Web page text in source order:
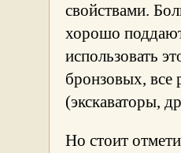
свойствами.
хорошо
использовать
бронзовых,
(экскаваторы,
Но стоит